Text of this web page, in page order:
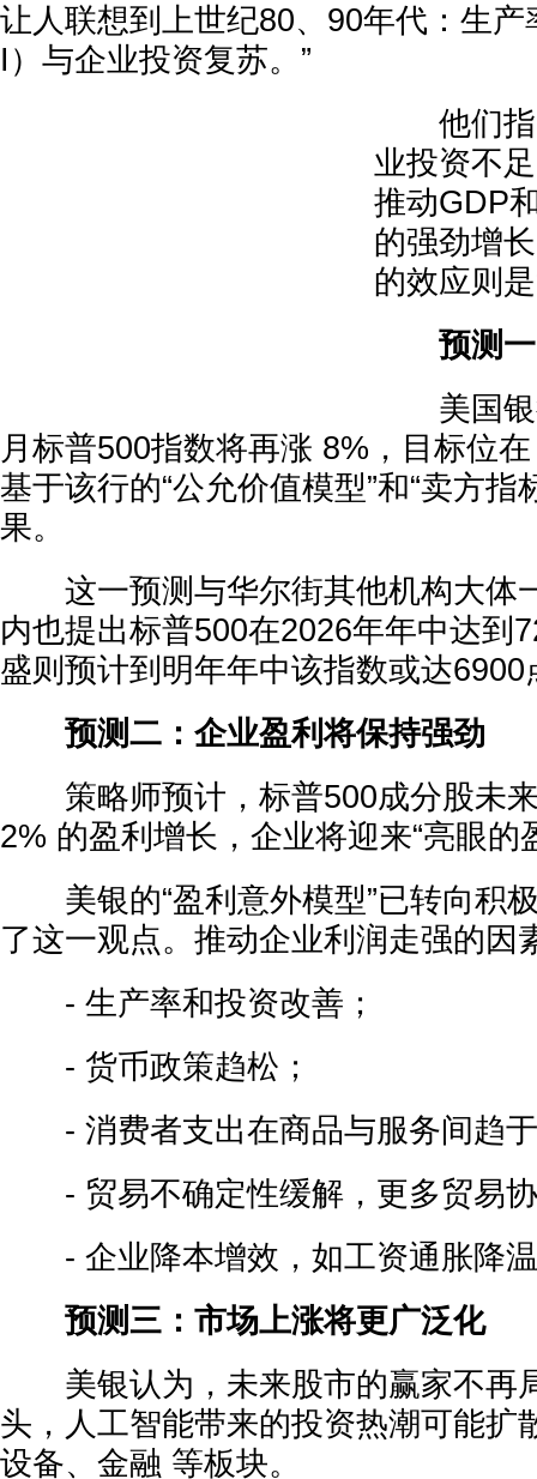
让人联想到上世纪80、90年代：生
I）与企业投资复苏。”
他们指
业投资不
推动GDP
的强劲增
的效应则
预测
美国银
月标普500指数将再涨 8%，目标位
基于该行的“公允价值模型”和“卖方指
果。
这一预测与华尔街其他机构大体
内也提出标普500在2026年年中达到
盛则预计到明年年中该指数或达6900
预测二：企业盈利将保持强劲
策略师预计，标普500成分股未来
2% 的盈利增长，企业将迎来“亮眼的
美银的“盈利意外模型”已转向积
了这一观点。推动企业利润走强的因
- 生产率和投资改善；
- 货币政策趋松；
- 消费者支出在商品与服务间趋
- 贸易不确定性缓解，更多贸易协
- 企业降本增效，如工资通胀降温
预测三：市场上涨将更广泛化
美银认为，未来股市的赢家不再
头，人工智能带来的投资热潮可能扩
设备、金融 等板块。